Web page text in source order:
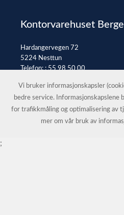
Kontorvarehuset
Hardangervegen 72
5224 Nesttun
Telefon: :55 98 50 00
© Kontorvarehuset Bergen AS |
Vi bruker informasjonskapsler
bedre service. Informasjonskapslene
for trafikkmåling og optimalisering av
mer om vår bruk av
;